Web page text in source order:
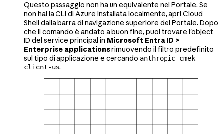
Questo passaggio non ha un equivalente nel Portale. Se
non hai la CLI di Azure installata localmente, apri Cloud
Shell dalla barra di navigazione superiore del Portale. Dopo
che il comando è andato a buon fine, puoi trovare l'object
ID del service principal in Microsoft Entra ID >
Enterprise applicationsrimuovendo il filtro predefinito
sul tipo di applicazione e cercando anthropic-cmek-
client-us.